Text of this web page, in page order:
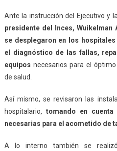
Ante la instrucción del Ejecutivo y
presidente del Inces,
se desplegaron en los
el diagnóstico de las fallas,
equipos necesarios para el
de salud.
Así mismo, se revisaron las
hospitalario, tomando en cuenta
necesarias para el acometido de
A lo interno también se